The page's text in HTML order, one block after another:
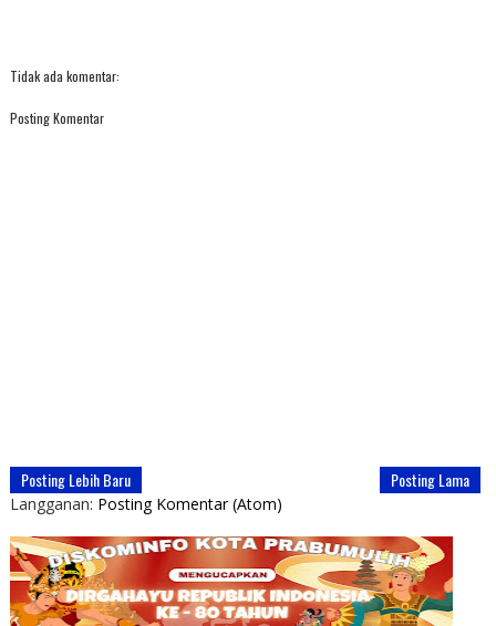
Tidak ada komentar:
Posting Komentar
Posting Lebih Baru Posting Lama
Langganan: Posting Komentar (Atom)